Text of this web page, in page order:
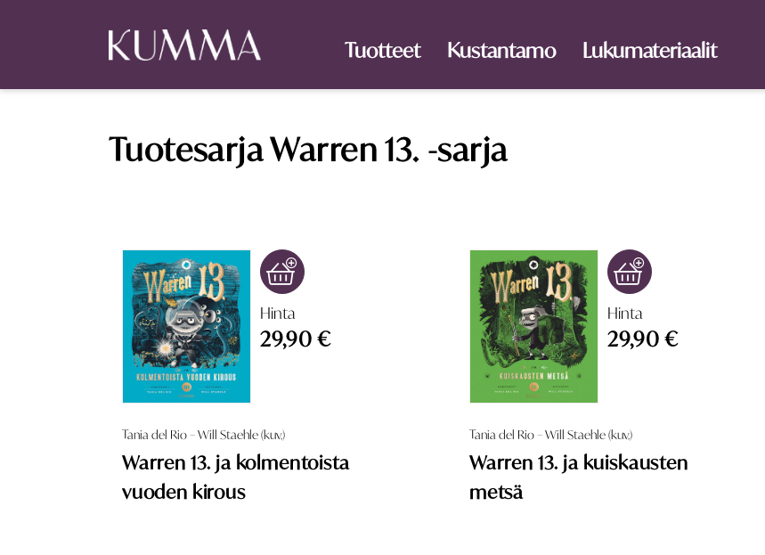
Tuotteet Kustantamo Lukumateriaalit
Tuotesarja Warren 13. -sarja
Hinta
29,90 €
Tania del Rio – Will Staehle (kuv.)
Warren 13. ja kolmentoista
vuoden kirous
Hinta
29,90 €
Tania del Rio – Will Staehle (kuv.)
Warren 13. ja kuiskausten
metsä